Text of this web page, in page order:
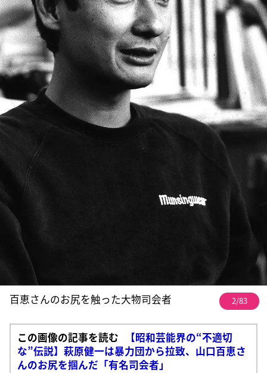
百恵さんのお尻を触った大物司会者 2/83
この画像の記事を読む
【昭和芸能界の“不適切
な”伝説】萩原健一は暴力団から拉致、山口百恵さ
んのお尻を掴んだ「有名司会者」